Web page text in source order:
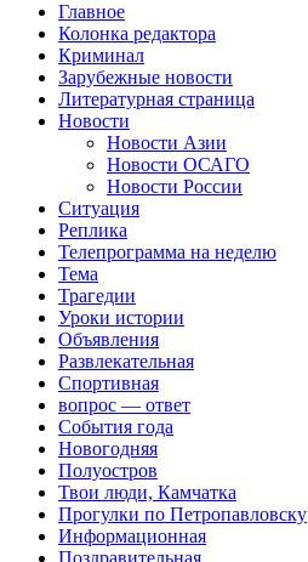
Главное
Колонка редактора
Криминал
Зарубежные новости
Литературная страница
Новости
Новости Азии
Новости ОСАГО
Новости России
Ситуация
Реплика
Телепрограмма на неделю
Тема
Трагедии
Уроки истории
Объявления
Развлекательная
Спортивная
вопрос — ответ
События года
Новогодняя
Полуостров
Твои люди, Камчатка
Прогулки по Петропавловску
Информационная
Поздравительная